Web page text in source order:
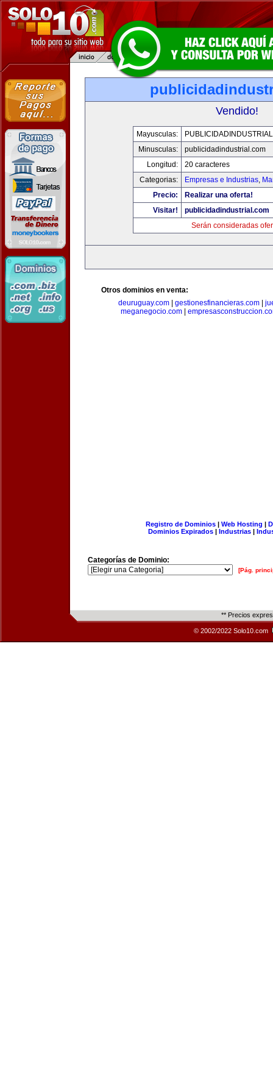
Vendido!
Mayusculas:
Minusculas:
publicidadindustrial.com
Longitud:
20 caracteres
Categorias:
Empresas e Industrias,
Precio:
Realizar una oferta!
Visitar!
publicidadindustrial.com
Serán consideradas
Otros dominios en venta:
deuruguay.com| gestionesfinancieras.com|
meganegocio.com|
Registro de Dominios| Web Hosting |
Dominios Expirados | Industrias |
Categorías de Dominio:
[Pág.
** Precios
© 2002/2022 Solo10.com